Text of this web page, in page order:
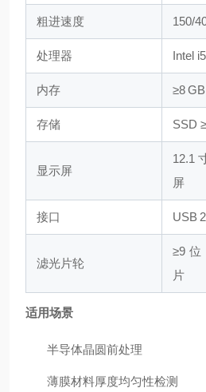
粗进速度 150/
处理器 Intel
内存 ≥8 GB
存储 SSD
显示屏
12.1
屏
接口 USB
滤光片轮
≥9 位
片
适用场景
半导体晶圆前处理
薄膜材料厚度均匀性检测